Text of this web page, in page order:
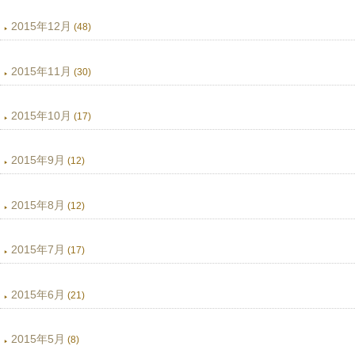
2015年12月 (48)
2015年11月 (30)
2015年10月 (17)
2015年9月 (12)
2015年8月 (12)
2015年7月 (17)
2015年6月 (21)
2015年5月 (8)